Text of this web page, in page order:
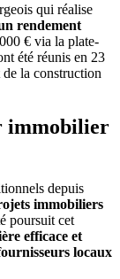
qui réalise
rendement
€ via la plate-
été réunis en 23
la construction
immobilier
depuis
immobiliers
poursuit cet
efficace et
locaux